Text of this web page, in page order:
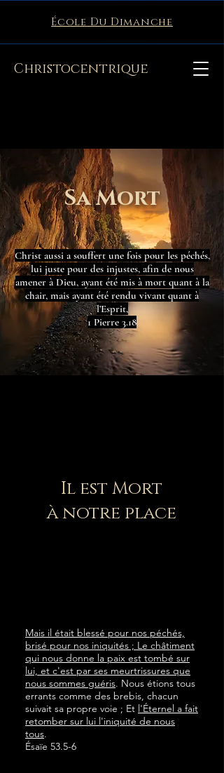
Christocentrique
École Du Dimanche
Sa Mort
Christ aussi a souffert une fois pour les péchés,
lui juste pour des injustes, afin de nous
amener à Dieu, ayant été mis à mort quant à la
chair, mais ayant été rendu vivant quant à
l’Esprit,
1 Pierre 3.18
Il est Mort
à notre place
Mais il était blessé pour nos péchés,
brisé pour nos iniquités ; Le châtiment
qui nous donne la paix est tombé sur
lui, et c'est par ses meurtrissures que
nous sommes guéris. Nous étions tous
errants comme des brebis, chacun
suivait sa propre voie ; Et l'Éternel a fait
retomber sur lui l'iniquité de nous
tous.
Ésaïe 53.5-6